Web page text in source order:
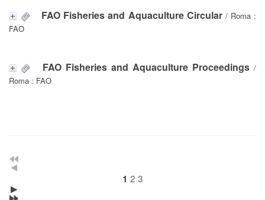
FAO Fisheries and Aquaculture Circular/ Roma :
FAO
FAO Fisheries and Aquaculture Proceedings /
Roma : FAO
1 2 3